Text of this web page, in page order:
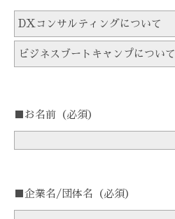
DXコンサルティングについて
ビジネスブートキャンプについて
■お名前 （必須）
■企業名/団体名 （必須）